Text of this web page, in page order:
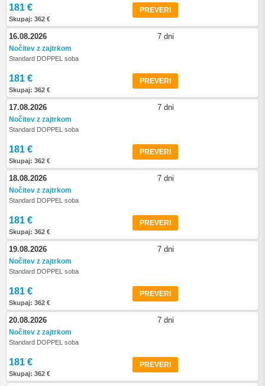
181 €
Skupaj: 362 €
PREVERI
16.08.2026 7 dni
Nočitev z zajtrkom
Standard DOPPEL soba
181 €
Skupaj: 362 €
PREVERI
17.08.2026 7 dni
Nočitev z zajtrkom
Standard DOPPEL soba
181 €
Skupaj: 362 €
PREVERI
18.08.2026 7 dni
Nočitev z zajtrkom
Standard DOPPEL soba
181 €
Skupaj: 362 €
PREVERI
19.08.2026 7 dni
Nočitev z zajtrkom
Standard DOPPEL soba
181 €
Skupaj: 362 €
PREVERI
20.08.2026 7 dni
Nočitev z zajtrkom
Standard DOPPEL soba
181 €
Skupaj: 362 €
PREVERI